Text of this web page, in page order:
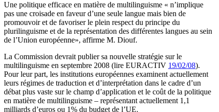
Une politique efficace en matière de multilinguisme « n’implique
pas une croisade en faveur d’une seule langue mais bien de
promouvoir et de favoriser le plein respect du principe du
plurilinguisme et de la représentation des différentes langues au sein
de l’Union européenne», affirme M. Diouf.
La Commission devrait publier sa nouvelle stratégie sur le
multilinguisme en septembre 2008 (lire EURACTIV 19/02/08).
Pour leur part, les institutions européennes examinent actuellement
leurs régimes de traduction et d’interprétation dans le cadre d’un
débat plus vaste sur le champ d’application et le coût de la politique
en matière de multilinguisme – représentant actuellement 1,1
milliards d’euros ou 1% du budget de l’UE.